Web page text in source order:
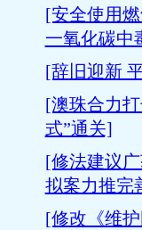
[安全使用
一氧化碳中
[辞旧迎新
[澳珠合力
式”通关]
[修法建议
拟案力推完
[修改《维